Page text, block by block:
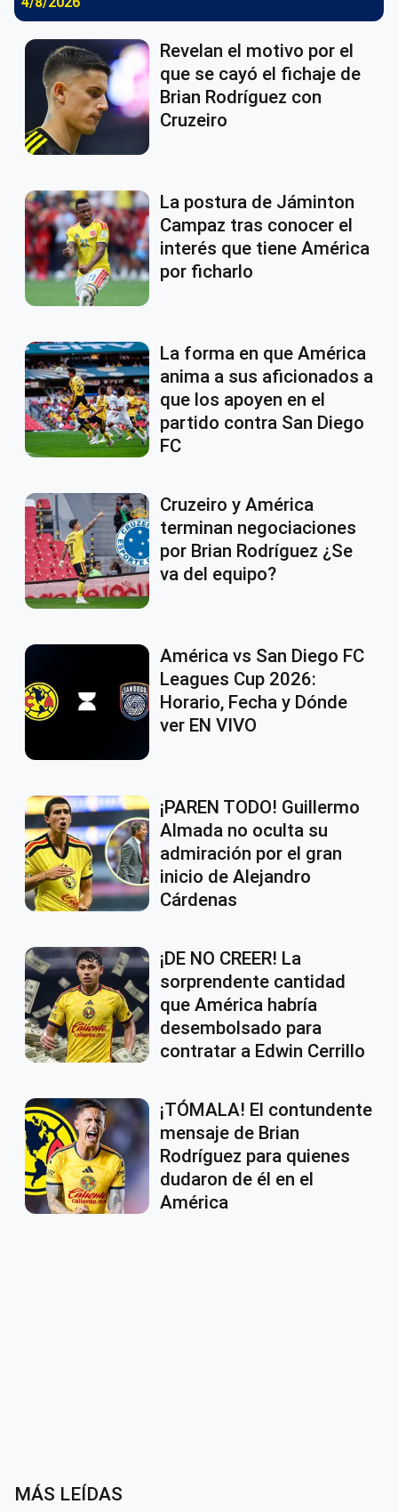
Revelan el motivo por el
que se cayó el fichaje de
Brian Rodríguez con
Cruzeiro
La postura de Jáminton
Campaz tras conocer el
interés que tiene América
por ficharlo
La forma en que América
anima a sus aficionados a
que los apoyen en el
partido contra San Diego
FC
Cruzeiro y América
terminan negociaciones
por Brian Rodríguez ¿Se
va del equipo?
América vs San Diego FC
Leagues Cup 2026:
Horario, Fecha y Dónde
ver EN VIVO
¡PAREN TODO! Guillermo
Almada no oculta su
admiración por el gran
inicio de Alejandro
Cárdenas
¡DE NO CREER! La
sorprendente cantidad
que América habría
desembolsado para
contratar a Edwin Cerrillo
¡TÓMALA! El contundente
mensaje de Brian
Rodríguez para quienes
dudaron de él en el
América
MÁS LEÍDAS